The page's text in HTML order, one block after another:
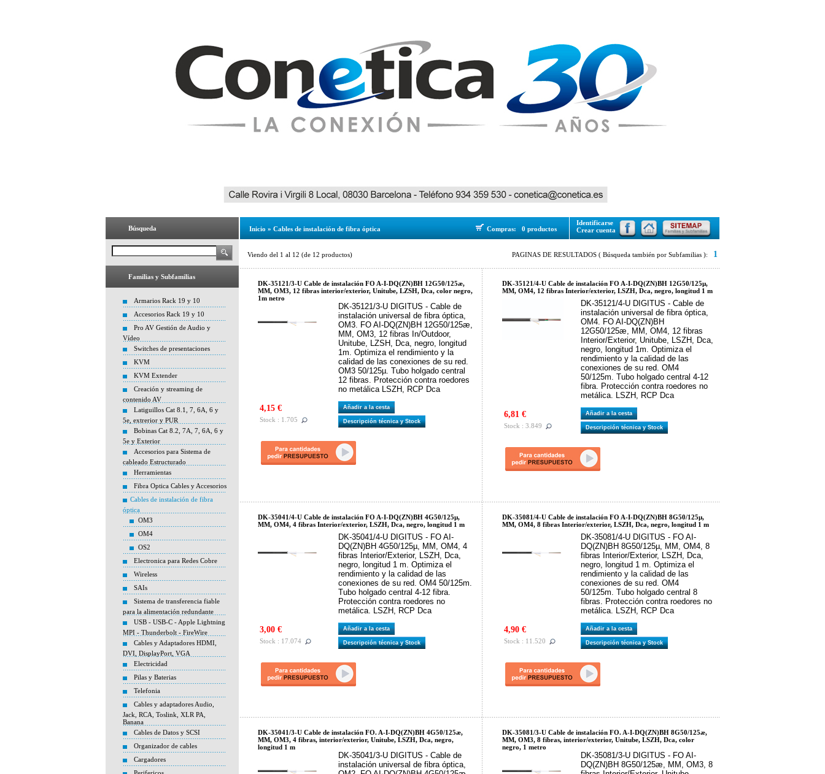
Búsqueda
Familias y Subfamilias
Armarios Rack 19 y 10
Accesorios Rack 19 y 10
Pro AV Gestión de Audio y
Vídeo
Switches de presentaciones
KVM
KVM Extender
Creación y streaming de
contenido AV
Latiguillos Cat 8.1, 7, 6A, 6 y
5e, extrerior y PUR
Bobinas Cat 8.2, 7A, 7, 6A, 6 y
5e y Exterior
Accesorios para Sistema de
cableado Estructurado
Herramientas
Fibra Optica Cables y Accesorios
Cables de instalación de fibra
óptica
OM3
OM4
OS2
Electronica para Redes Cobre
Wireless
SAIs
Sistema de transferencia fiable
para la alimentación redundante
USB - USB-C - Apple Lightning
MPI - Thunderbolt - FireWire
Cables y Adaptadores HDMI,
DVI, DisplayPort, VGA
Electricidad
Pilas y Baterias
Telefonia
Cables y adaptadores Audio,
Jack, RCA, Toslink, XLR PA,
Banana
Cables de Datos y SCSI
Organizador de cables
Cargadores
Inicio » Cables de instalación de fibra óptica Compras: 0 productos
Identificarse
Crear cuenta
Viendo del 1 al 12 (de 12 productos) PAGINAS DE RESULTADOS ( Búsqueda también por Subfamilias ): 1
DK-35121/3-U Cable de instalación FO A-I-DQ(ZN)BH 12G50/125æ,
MM, OM3, 12 fibras interior/exterior, Unitube, LZSH, Dca, color negro,
1m netro
DK-35121/3-U DIGITUS - Cable de
instalación universal de fibra óptica,
OM3. FO AI-DQ(ZN)BH 12G50/125æ,
MM, OM3, 12 fibras In/Outdoor,
Unitube, LZSH, Dca, negro, longitud
1m. Optimiza el rendimiento y la
calidad de las conexiones de su red.
OM3 50/125µ. Tubo holgado central
12 fibras. Protección contra roedores
no metálica LSZH, RCP Dca
4,15 €
Stock : 1.705
Añadir a la cesta
Descripción técnica y Stock
DK-35121/4-U Cable de instalación FO A-I-DQ(ZN)BH 12G50/125µ,
MM, OM4, 12 fibras Interior/exterior, LSZH, Dca, negro, longitud 1 m
DK-35121/4-U DIGITUS - Cable de
instalación universal de fibra óptica,
OM4. FO AI-DQ(ZN)BH
12G50/125æ, MM, OM4, 12 fibras
Interior/Exterior, Unitube, LSZH, Dca,
negro, longitud 1m. Optimiza el
rendimiento y la calidad de las
conexiones de su red. OM4
50/125m. Tubo holgado central 4-12
fibra. Protección contra roedores no
metálica. LSZH, RCP Dca
6,81 €
Stock : 3.849
Añadir a la cesta
Descripción técnica y Stock
DK-35041/4-U Cable de instalación FO A-I-DQ(ZN)BH 4G50/125µ,
MM, OM4, 4 fibras Interior/exterior, LSZH, Dca, negro, longitud 1 m
DK-35041/4-U DIGITUS - FO AI-
DQ(ZN)BH 4G50/125µ, MM, OM4, 4
fibras Interior/Exterior, LSZH, Dca,
negro, longitud 1 m. Optimiza el
rendimiento y la calidad de las
conexiones de su red. OM4 50/125m.
Tubo holgado central 4-12 fibra.
Protección contra roedores no
metálica. LSZH, RCP Dca
3,00 €
Stock : 17.074
Añadir a la cesta
Descripción técnica y Stock
DK-35081/4-U Cable de instalación FO A-I-DQ(ZN)BH 8G50/125µ,
MM, OM4, 8 fibras Interior/exterior, LSZH, Dca, negro, longitud 1 m
DK-35081/4-U DIGITUS - FO AI-
DQ(ZN)BH 8G50/125µ, MM, OM4, 8
fibras Interior/Exterior, LSZH, Dca,
negro, longitud 1 m. Optimiza el
rendimiento y la calidad de las
conexiones de su red. OM4
50/125m. Tubo holgado central 8
fibras. Protección contra roedores no
metálica. LSZH, RCP Dca
4,90 €
Stock : 11.520
Añadir a la cesta
Descripción técnica y Stock
DK-35041/3-U Cable de instalación FO. A-I-DQ(ZN)BH 4G50/125æ,
MM, OM3, 4 fibras, interior/exterior, Unitube, LSZH, Dca, negro,
longitud 1 m
DK-35041/3-U DIGITUS - Cable de
instalación universal de fibra óptica,
DK-35081/3-U Cable de instalación FO. A-I-DQ(ZN)BH 8G50/125æ,
MM, OM3, 8 fibras, interior/exterior, Unitube, LSZH, Dca, color
negro, 1 metro
DK-35081/3-U DIGITUS - FO AI-
DQ(ZN)BH 8G50/125æ, MM, OM3, 8